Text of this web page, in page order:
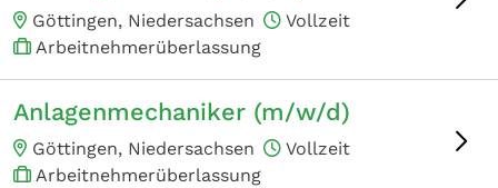
Göttingen, Niedersachsen
Vollzeit
Arbeitnehmerüberlassung
Anlagenmechaniker (m/w/d)
Göttingen, Niedersachsen
Vollzeit
Arbeitnehmerüberlassung